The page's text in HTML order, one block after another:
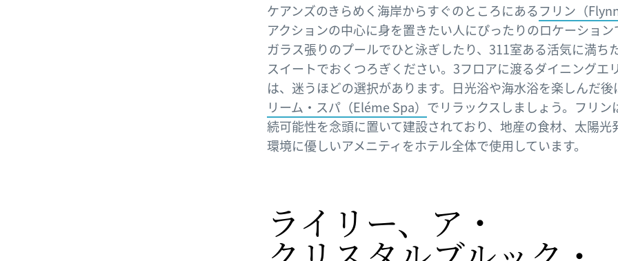
ケアンズのきらめく海岸からすぐのところにあるフリン（
アクションの中心に身を置きたい人にぴったりのロケーション
ガラス張りのプールでひと泳ぎしたり、311室ある活気に満ち
スイートでおくつろぎください。3フロアに渡るダイニングエ
は、迷うほどの選択があります。日光浴や海水浴を楽しんだ後
リーム・スパ（Eléme Spa） でリラックスしましょう。フリン
続可能性を念頭に置いて建設されており、地産の食材、太陽光
環境に優しいアメニティをホテル全体で使用しています。
ライリー、 ​ア・